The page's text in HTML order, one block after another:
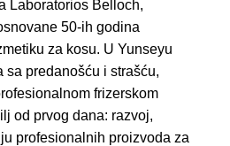
Laboratorios Belloch,
50-ih godina
za kosu. U Yunseyu
sa predanošću i strašću,
frizerskom
od prvog dana: razvoj,
profesionalnih proizvoda za